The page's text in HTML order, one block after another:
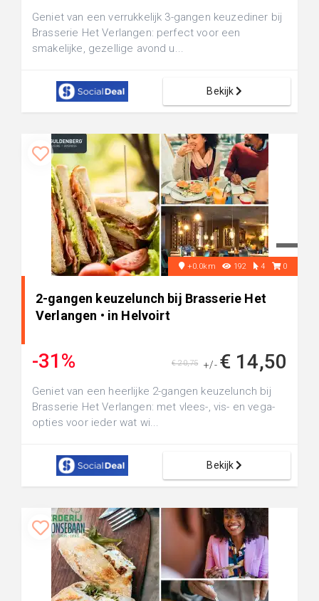
Geniet van een verrukkelijk 3-gangen keuzediner bij
Brasserie Het Verlangen: perfect voor een
smakelijke, gezellige avond u...
Bekijk
+0.0km 192 4 0
2-gangen keuzelunch bij Brasserie Het
Verlangen • in Helvoirt
-31% +/- € 14,50
€ 20,75
Geniet van een heerlijke 2-gangen keuzelunch bij
Brasserie Het Verlangen: met vlees-, vis- en vega-
opties voor ieder wat wi...
Bekijk